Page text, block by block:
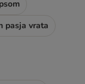
pasja vrata